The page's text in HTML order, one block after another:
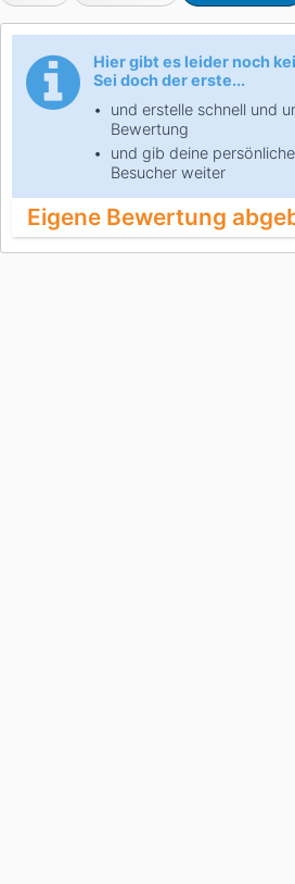
Hier gibt es leider noch
Sei doch der erste...
und erstelle schnell und
Bewertung
und gib deine
Besucher weiter
Eigene Bewertung